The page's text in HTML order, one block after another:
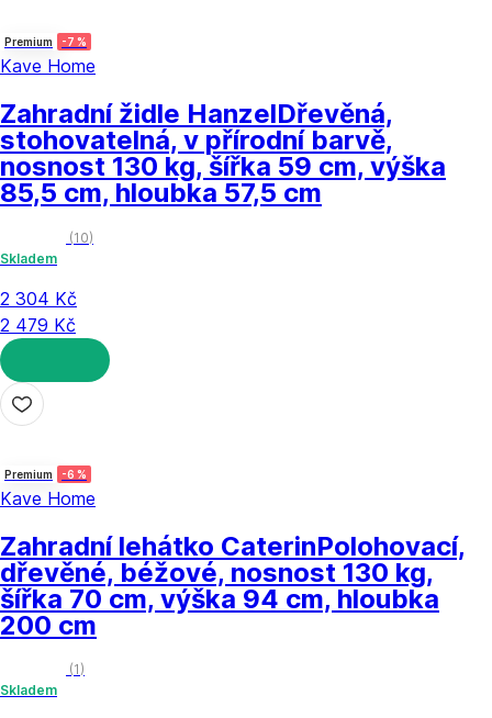
Premium -7 %
Kave Home
Zahradní židle HanzelDřevěná,
stohovatelná, v přírodní barvě,
nosnost 130 kg, šířka 59 cm, výška
85,5 cm, hloubka 57,5 cm
(10)
Skladem
2 304 Kč
2 479 Kč
DO KOŠÍKU
Premium -6 %
Kave Home
Zahradní lehátko CaterinPolohovací,
dřevěné, béžové, nosnost 130 kg,
šířka 70 cm, výška 94 cm, hloubka
200 cm
(1 )
Skladem